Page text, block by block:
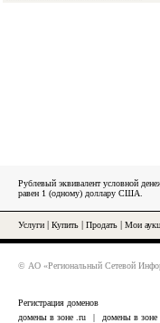
Рублевый эквивалент условной
равен 1 (одному) доллару США.
Услуги Купить Продать Мои
© АО «Региональный Сетевой
Регистрация доменов
домены в зоне .ru
| домены в зоне